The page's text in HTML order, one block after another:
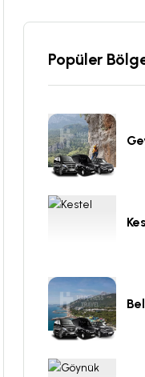
Popüler